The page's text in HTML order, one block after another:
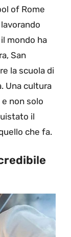
of Rome
mondo ha
San
la scuola di
Una cultura
non solo
il
che fa.